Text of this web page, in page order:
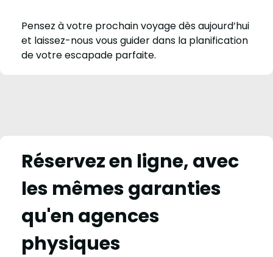
Pensez à votre prochain voyage dès aujourd’hui
et laissez-nous vous guider dans la planification
de votre escapade parfaite.
Réservez en ligne, avec
les mêmes garanties
qu'en agences
physiques